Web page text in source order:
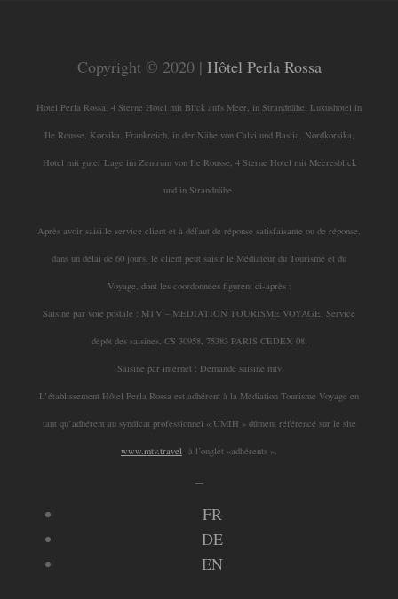
Copyright © 2020 | Hôtel Perla Rossa
Hotel Perla Rossa, 4 Sterne Hotel mit Blick aufs Meer, in Strandnähe, Luxushotel in
Ile Rousse, Korsika, Frankreich, in der Nähe von Calvi und Bastia, Nordkorsika,
Hotel mit guter Lage im Zentrum von Ile Rousse, 4 Sterne Hotel mit Meeresblick
und in Strandnähe.
Après avoir saisi le service client et à défaut de réponse satisfaisante ou de réponse,
dans un délai de 60 jours, le client peut saisir le Médiateur du Tourisme et du
Voyage, dont les coordonnées figurent ci-après :
Saisine par voie postale : MTV – MEDIATION TOURISME VOYAGE, Service
dépôt des saisines, CS 30958, 75383 PARIS CEDEX 08.
Saisine par internet : Demande saisine mtv
L’établissement Hôtel Perla Rossa est adhérent à la Médiation Tourisme Voyage en
tant qu’adhérent au syndicat professionnel « UMIH » dûment référencé sur le site
www.mtv.travel à l’onglet «adhérents ».
FR
DE
EN